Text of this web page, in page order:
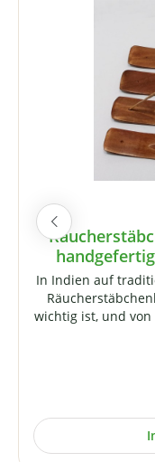
In Indien auf
wichtig ist, und
Bedingungen.
Stück,
bestimmtes Motiv